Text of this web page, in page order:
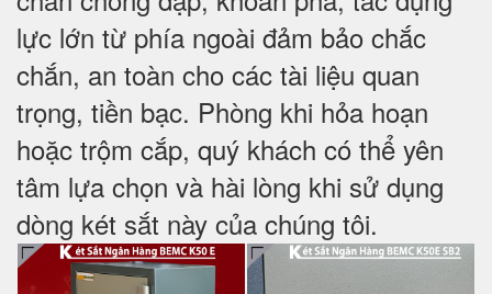
lực lớn từ phía ngoài đảm bảo chắc
chắn, an toàn cho các tài liệu quan
trọng, tiền bạc. Phòng khi hỏa hoạn
hoặc trộm cắp, quý khách có thể yên
tâm lựa chọn và hài lòng khi sử dụng
dòng két sắt này của chúng tôi.